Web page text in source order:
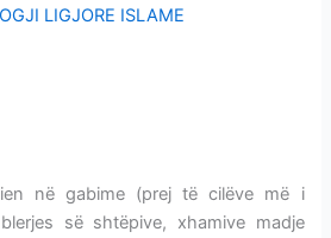
LIGJORE ISLAME
në gabime (prej të cilëve më i
së shtëpive, xhamive madje